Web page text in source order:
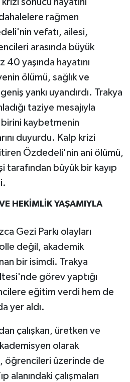
rağmen
vefatı, ailesi,
arasında büyük
yaşında hayatını
ölümü, sağlık ve
yankı uyandırdı. Trakya
taziye mesajıyla
kaybetmenin
duyurdu. Kalp krizi
Özdedeli'nin ani ölümü,
tarafından büyük bir kayıp
HEKİMLİK YAŞAMIYLA
Gezi Parkı olayları
değil, akademik
bir isimdi. Trakya
görev yaptığı
eğitim verdi hem de
yer aldı.
çalışkan, üretken ve
olarak
öğrencileri üzerinde de
alanındaki çalışmaları